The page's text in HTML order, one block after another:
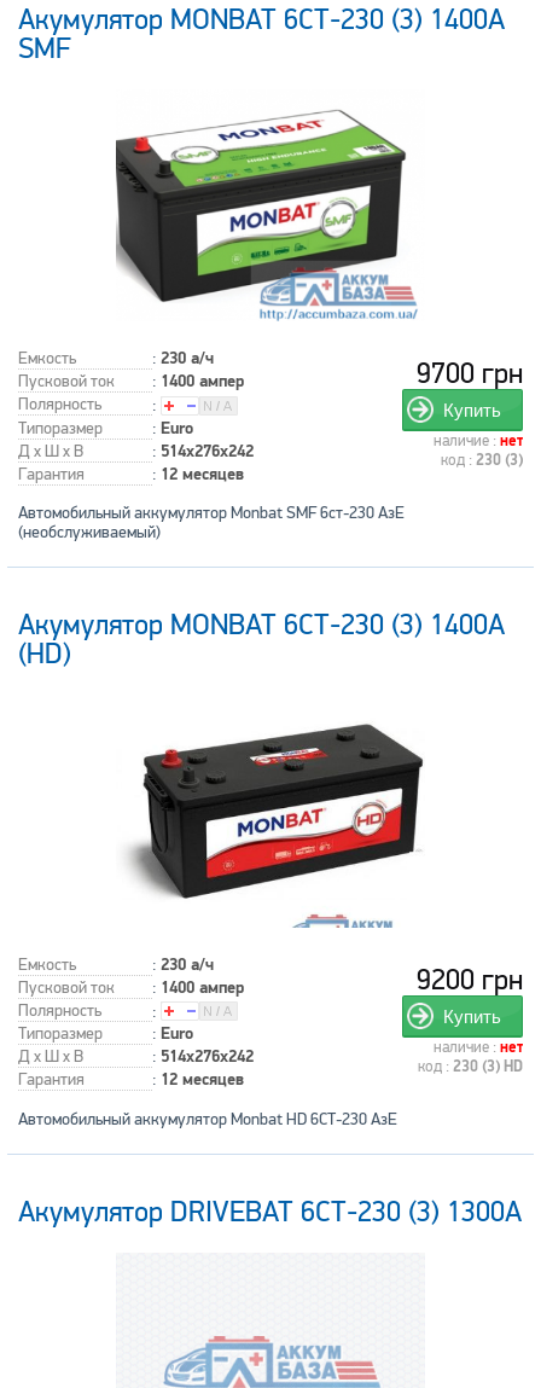
Акумулятор MONBAT 6СТ-230 (3) 1400А
SMF
Емкость : 230 а/ч
Пусковой ток : 1400 ампер
Полярность
:
Типоразмер
: Euro
Д x Ш x В : 514x276x242
Гарантия : 12 месяцев
9700 грн
Купить
наличие : нет
код : 230 (3)
Автомобильный аккумулятор Monbat SMF 6ст-230 АзЕ
(необслуживаемый)
Акумулятор MONBAT 6СТ-230 (3) 1400A
(HD)
Емкость : 230 а/ч
Пусковой ток : 1400 ампер
Полярность
:
Типоразмер
: Euro
Д x Ш x В : 514x276x242
Гарантия : 12 месяцев
9200 грн
Купить
наличие : нет
код : 230 (3) HD
Автомобильный аккумулятор Monbat HD 6СТ-230 АзЕ
Акумулятор DRIVEBAT 6СТ-230 (3) 1300A